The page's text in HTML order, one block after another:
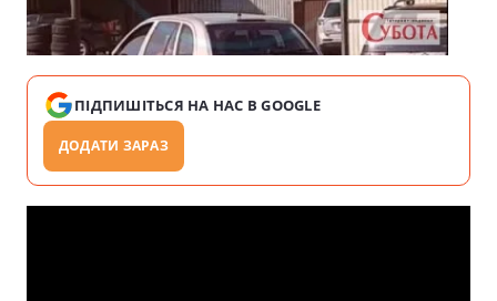
ПІДПИШІТЬСЯ НА НАС В GOOGLE
ДОДАТИ ЗАРАЗ